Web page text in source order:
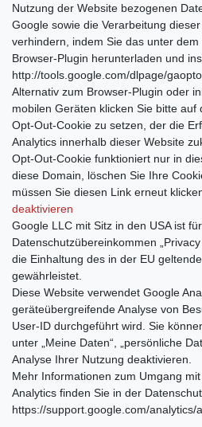
Nutzung der Website bezogenen
Google sowie die Verarbeitung
verhindern, indem Sie das unter
Browser-Plugin herunterladen und
http://tools.google.com/dlpage/
Alternativ zum Browser-Plugin oder
mobilen Geräten klicken Sie bitte auf
Opt-Out-Cookie zu setzen, der die
Analytics innerhalb dieser Website
Opt-Out-Cookie funktioniert nur in
diese Domain, löschen Sie Ihre
müssen Sie diesen Link erneut
deaktivieren
Google LLC mit Sitz in den USA ist
Datenschutzübereinkommen
die Einhaltung des in der EU
gewährleistet.
Diese Website verwendet Google
geräteübergreifende Analyse von
User-ID durchgeführt wird. Sie
unter „Meine Daten“, „persönliche
Analyse Ihrer Nutzung deaktivieren.
Mehr Informationen zum Umgang
Analytics finden Sie in der
https://support.google.com/analytics/